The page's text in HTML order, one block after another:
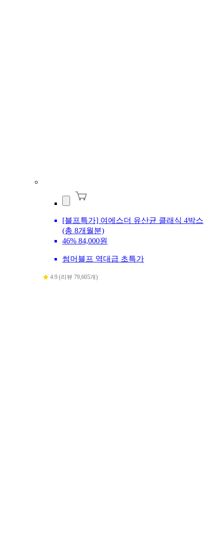
[블프특가] 여에스더 유산균 클래식 4박스
(총 8개월분)
46% 84,000원
썸머블프 역대급 초특가
4.9 (리뷰 79,605개)